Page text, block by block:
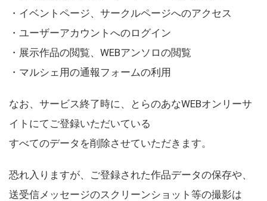
・イベントページ、サークルページへのアクセス
・ユーザーアカウントへのログイン
・展示作品の閲覧、WEBアンソロの閲覧
・マルシェ用の通報フォームの利用
なお、サービス終了時に、とらのあなWEBオンリーサ
イトにてご登録いただいている
すべてのデータを削除させていただきます。
恐れ入りますが、ご登録された作品データの保存や、
送受信メッセージのスクリーンショット等の撮影は